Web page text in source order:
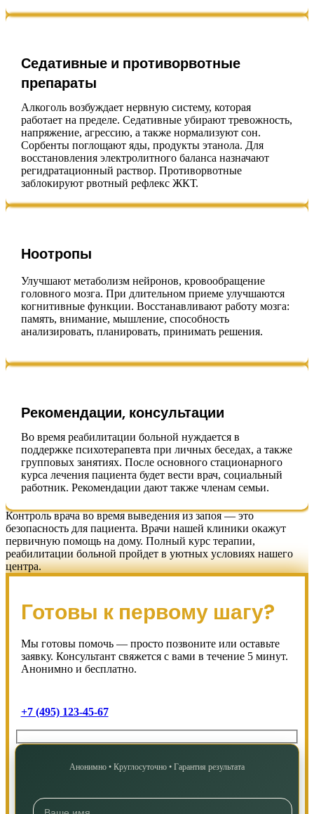
Седативные и противорвотные
препараты
Алкоголь возбуждает нервную систему, которая
работает на пределе. Седативные убирают тревожность,
напряжение, агрессию, а также нормализуют сон.
Сорбенты поглощают яды, продукты этанола. Для
восстановления электролитного баланса назначают
регидратационный раствор. Противорвотные
заблокируют рвотный рефлекс ЖКТ.
Ноотропы
Улучшают метаболизм нейронов, кровообращение
головного мозга. При длительном приеме улучшаются
когнитивные функции. Восстанавливают работу мозга:
память, внимание, мышление, способность
анализировать, планировать, принимать решения.
Рекомендации, консультации
Во время реабилитации больной нуждается в
поддержке психотерапевта при личных беседах, а также
групповых занятиях. После основного стационарного
курса лечения пациента будет вести врач, социальный
работник. Рекомендации дают также членам семьи.
Контроль врача во время выведения из запоя — это
безопасность для пациента. Врачи нашей клиники окажут
первичную помощь на дому. Полный курс терапии,
реабилитации больной пройдет в уютных условиях нашего
центра.
Готовы к первому шагу?
Мы готовы помочь — просто позвоните или оставьте
заявку. Консультант свяжется с вами в течение 5 минут.
Анонимно и бесплатно.
+7 (495) 123-45-67
Анонимно • Круглосуточно • Гарантия результата